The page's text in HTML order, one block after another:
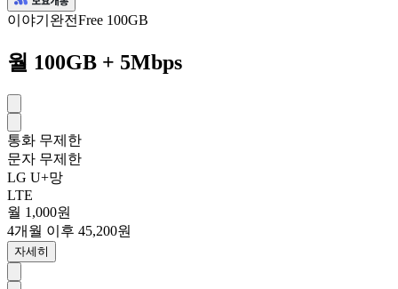
이야기완전Free 100GB
월 100GB + 5Mbps
통화 무제한
문자 무제한
LG U+망
LTE
월 1,000원
4개월 이후 45,200원
자세히